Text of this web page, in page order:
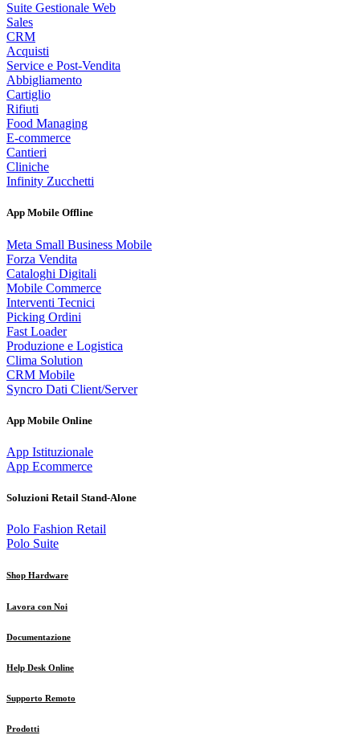
Suite Gestionale Web
Sales
CRM
Acquisti
Service e Post-Vendita
Abbigliamento
Cartiglio
Rifiuti
Food Managing
E-commerce
Cantieri
Cliniche
Infinity Zucchetti
App Mobile Offline
Meta Small Business Mobile
Forza Vendita
Cataloghi Digitali
Mobile Commerce
Interventi Tecnici
Picking Ordini
Fast Loader
Produzione e Logistica
Clima Solution
CRM Mobile
Syncro Dati Client/Server
App Mobile Online
App Istituzionale
App Ecommerce
Soluzioni Retail Stand-Alone
Polo Fashion Retail
Polo Suite
Shop Hardware
Lavora con Noi
Documentazione
Help Desk Online
Supporto Remoto
Prodotti